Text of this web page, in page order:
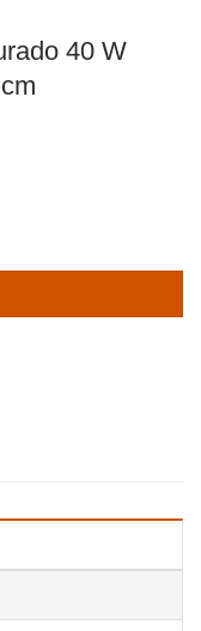
40 W
40 W 220-240